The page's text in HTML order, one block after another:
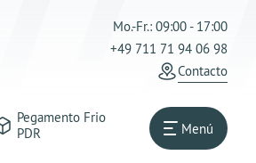
Mo.-Fr.: 09:00 - 17:00
+49 711 71 94 06 98
Contacto
Pegamento Frio
PDR
Menú